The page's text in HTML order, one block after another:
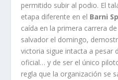
permitido subir al podio. El
etapa diferente en el Barni
caída en la primera carrera
salvador el domingo,
victoria sigue intacta a pesar
oficial… y de ser el único
regla que la organización se